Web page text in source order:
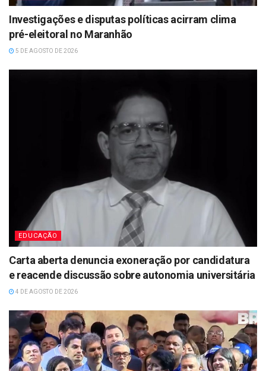
Investigações e disputas políticas acirram clima
pré-eleitoral no Maranhão
5 DE AGOSTO DE 2026
EDUCAÇÃO
Carta aberta denuncia exoneração por candidatura
e reacende discussão sobre autonomia universitária
4 DE AGOSTO DE 2026